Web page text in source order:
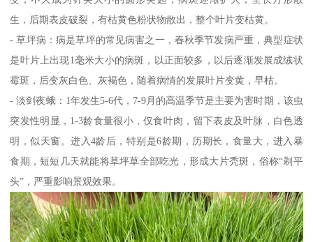
生，后期表皮破裂，有枯黄色粉状物散出，整个叶片变枯黄。
- 草坪病：病是草坪的常见病害之一，春秋季节发病严重，典型症状
是叶片上出现1毫米大小的病斑，以正面较多，以后逐渐发展成绒状
霉斑，后变灰白色、灰褐色，随着病情的发展叶片变黄，早枯。
- 淡剑夜蛾：1年发生5-6代，7-9月的高温季节是主要为害时期，该虫
突发性明显，1-3龄食量很小，仅食叶肉，留下表皮及叶脉，白色透
明，似天窗。进入4龄后，特别是6龄期，历期长，食量大，进入暴
食期，短短几天就能将草坪草全部吃光，形成大片秃斑，俗称“剃平
头”，严重影响景观效果。